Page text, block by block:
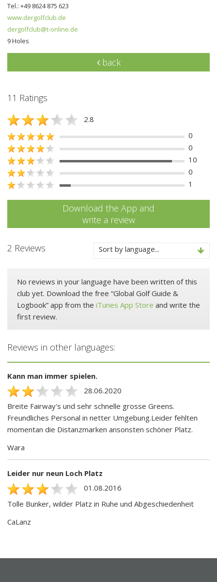
Tel.: +49 8624 875 623
www.dergolfclub.de
dergolfclub@t-online.de
9 Holes
back
11 Ratings
2.8
0
0
10
0
1
Download the App and
write a review
2 Reviews Sort by language...
No reviews in your language have been written of this
club yet. Download the free “Global Golf Guide &
Logbook” app from the iTunes App Store and write the
first review.
Reviews in other languages:
Kann man immer spielen.
28.06.2020
Breite Fairway's und sehr schnelle grosse Greens.
Freundliches Personal in netter Umgebung.Leider fehlten
momentan die Distanzmarken ansonsten schöner Platz.
Wara
Leider nur neun Loch Platz
01.08.2016
Tolle Bunker, wilder Platz in Ruhe und Abgeschiedenheit
CaLanz